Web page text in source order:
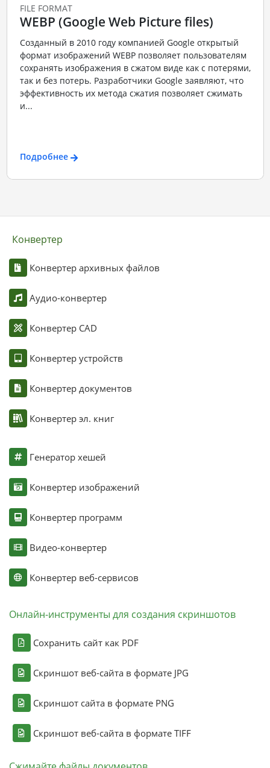
FILE FORMAT
WEBP (Google Web Picture files)
Созданный в 2010 году компанией Google открытый
формат изображений WEBP позволяет пользователям
сохранять изображения в сжатом виде как с потерями,
так и без потерь. Разработчики Google заявляют, что
эффективность их метода сжатия позволяет сжимать
и...
Подробнее
Конвертер
Конвертер архивных файлов
Аудио-конвертер
Конвертер CAD
Конвертер устройств
Конвертер документов
Конвертер эл. книг
Генератор хешей
Конвертер изображений
Конвертер программ
Видео-конвертер
Конвертер веб-сервисов
Онлайн-инструменты для создания скриншотов
Сохранить сайт как PDF
Скриншот веб-сайта в формате JPG
Скриншот сайта в формате PNG
Скриншот веб-сайта в формате TIFF